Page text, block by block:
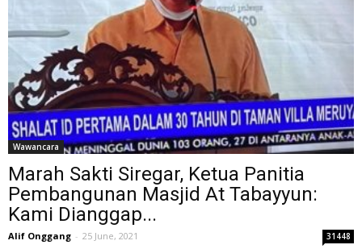
Wawancara
Marah Sakti Siregar, Ketua Panitia
Pembangunan Masjid At Tabayyun:
Kami Dianggap...
Alif Onggang - 25 June, 2021 31448